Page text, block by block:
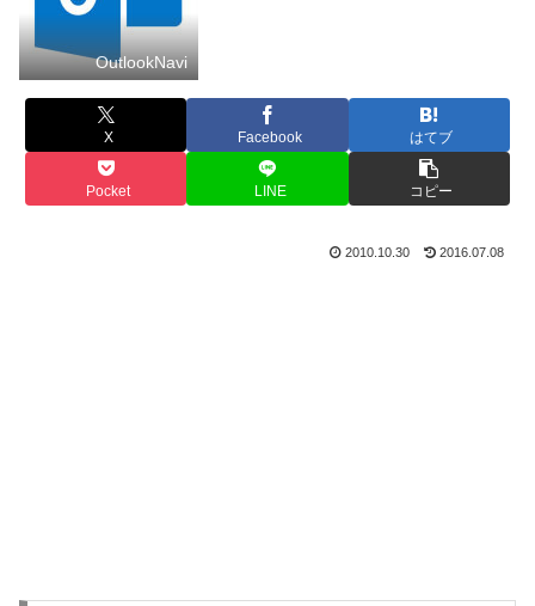
OutlookNavi
X Facebook はてブ
Pocket LINE コピー
2010.10.30 2016.07.08